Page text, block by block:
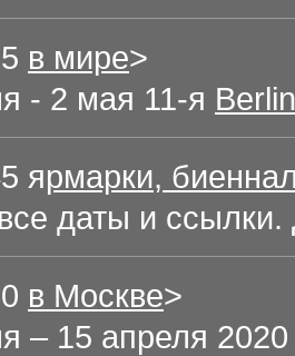
в мире>
- 2 мая 11-я
ярмарки,
даты и ссылки.
в Москве>
– 15 апреля